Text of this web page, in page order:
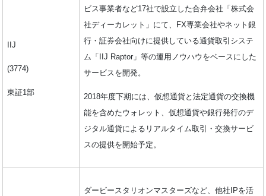
IIJ
(3774)
東証1部
ビス事業者など17社で設立した合弁会社「株式会
社ディーカレット」にて、FX専業会社やネット銀
行・証券会社向けに提供している通貨取引システ
ム「IIJ Raptor」等の運用ノウハウをベースにした
サービスを開発。
2018年度下期には、仮想通貨と法定通貨の交換機
能を含めたウォレット、仮想通貨や銀行発行のデ
ジタル通貨によるリアルタイム取引・交換サービ
スの提供を開始予定。
ダービースタリオンマスターズなど、他社IPを活